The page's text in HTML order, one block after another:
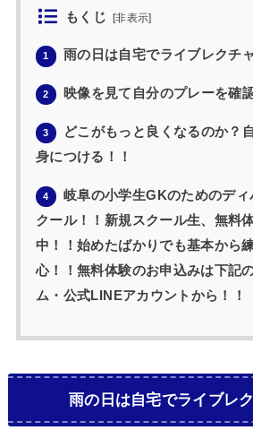
もくじ [非表示]
1 雨の日は自宅でライブレクチ
2 映像を見て自分のプレーを確
3
どこがもっと良くなるのか？
身につける！！
4
岐阜の小学生GKのためのデ
クール！！新規スクール生、無料
中！！始めたばかりでも基本から
心！！無料体験のお申込みは下記
ム・公式LINEアカウントから！！
雨の日は自宅でライブレ